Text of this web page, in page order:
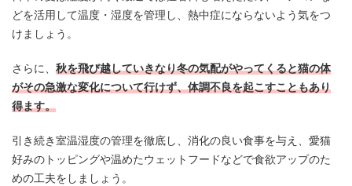
どを活用して温度・湿度を管理し、熱中症にならないよう気をつ
けましょう。
さらに、 秋を飛び越していきなり冬の気配がやってくると猫の体
がその急激な変化について行けず、体調不良を起こすこともあり
得ます。
引き続き室温湿度の管理を徹底し、消化の良い食事を与え、愛猫
好みのトッピングや温めたウェットフードなどで食欲アップのた
めの工夫をしましょう。